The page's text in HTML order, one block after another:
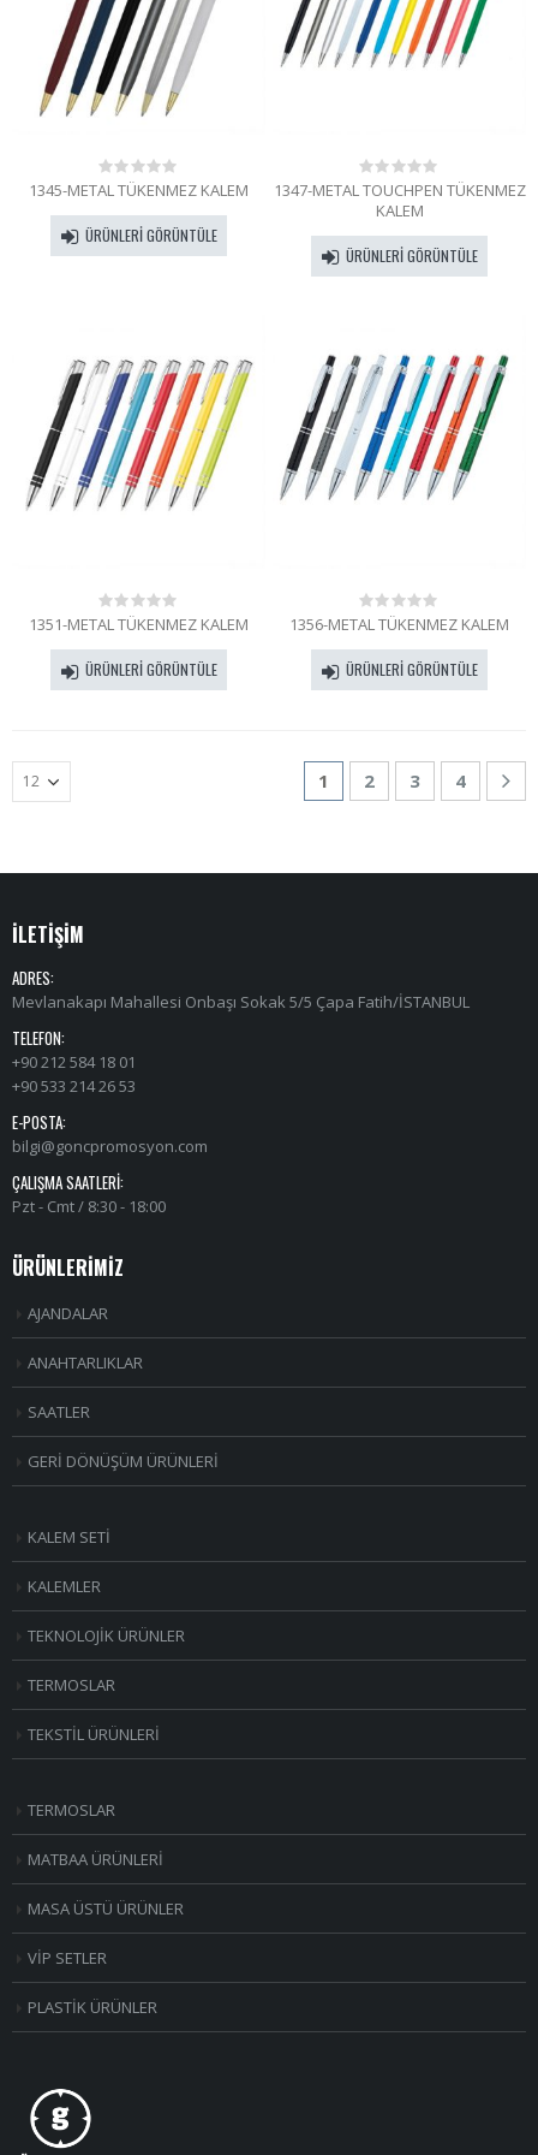
0
5
1345-METAL TÜKENMEZ KALEM
ÜRÜNLERI GÖRÜNTÜLE
0
out
5
1347-METAL TOUCHPEN TÜKENMEZ
KALEM
ÜRÜNLERI GÖRÜNTÜLE
0
5
1351-METAL TÜKENMEZ KALEM
ÜRÜNLERI GÖRÜNTÜLE
0
5
1356-METAL TÜKENMEZ KALEM
ÜRÜNLERI GÖRÜNTÜLE
1 2 3 4
İLETİŞİM
ADRES:
Mevlanakapı Mahallesi Onbaşı Sokak 5/5 Çapa Fatih/İSTANBUL
TELEFON:
+90 212 584 18 01
+90 533 214 26 53
E-POSTA:
bilgi@goncpromosyon.com
ÇALIŞMA SAATLERI:
Pzt - Cmt / 8:30 - 18:00
ÜRÜNLERİMİZ
AJANDALAR
ANAHTARLIKLAR
SAATLER
GERİ DÖNÜŞÜM ÜRÜNLERİ
KALEM SETİ
KALEMLER
TEKNOLOJİK ÜRÜNLER
TERMOSLAR
TEKSTİL ÜRÜNLERİ
TERMOSLAR
MATBAA ÜRÜNLERİ
MASA ÜSTÜ ÜRÜNLER
VİP SETLER
PLASTİK ÜRÜNLER